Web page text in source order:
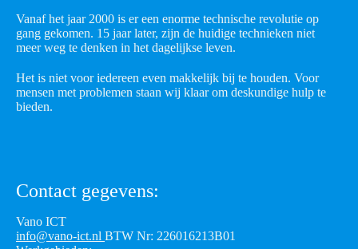
Vanaf het jaar 2000 is er een enorme technische revolutie op
gang gekomen. 15 jaar later, zijn de huidige technieken niet
meer weg te denken in het dagelijkse leven.
Het is niet voor iedereen even makkelijk bij te houden. Voor
mensen met problemen staan wij klaar om deskundige hulp te
bieden.
Contact gegevens:
Vano ICT
info@vano-ict.nl BTW Nr: 226016213B01